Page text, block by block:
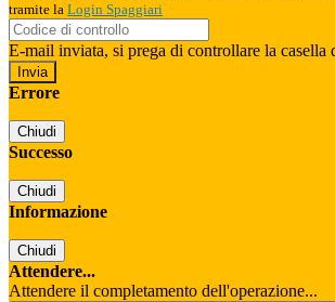
tramite la Login Spaggiari
E-mail inviata, si prega di controllare la casella
Errore
Chiudi
Successo
Chiudi
Informazione
Chiudi
Attendere...
Attendere il completamento dell'operazione...